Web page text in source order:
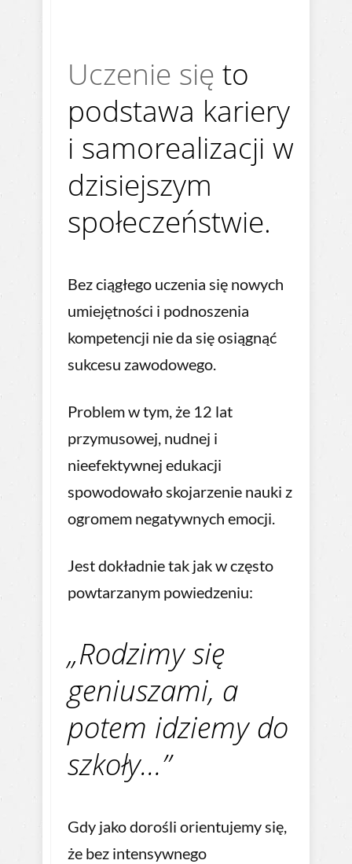
Uczenie się to
podstawa kariery
i samorealizacji w
dzisiejszym
społeczeństwie.
Bez ciągłego uczenia się nowych
umiejętności i podnoszenia
kompetencji nie da się osiągnąć
sukcesu zawodowego.
Problem w tym, że 12 lat
przymusowej, nudnej i
nieefektywnej edukacji
spowodowało skojarzenie nauki z
ogromem negatywnych emocji.
Jest dokładnie tak jak w często
powtarzanym powiedzeniu:
„Rodzimy się
geniuszami, a
potem idziemy do
szkoły…”
Gdy jako dorośli orientujemy się,
że bez intensywnego